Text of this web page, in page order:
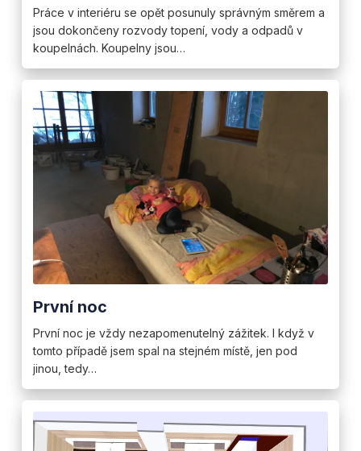
Práce v interiéru se opět posunuly správným směrem a
jsou dokončeny rozvody topení, vody a odpadů v
koupelnách. Koupelny jsou…
První noc
První noc je vždy nezapomenutelný zážitek. I když v
tomto případě jsem spal na stejném místě, jen pod
jinou, tedy…